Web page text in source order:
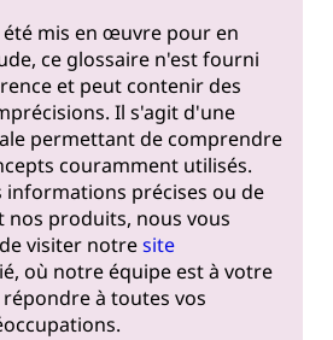
mis en œuvre pour en
ce glossaire n'est fourni
et peut contenir des
Il s'agit d'une
permettant de comprendre
couramment utilisés.
informations précises ou de
nos produits, nous vous
visiter notresite
où notre équipe est à votre
à toutes vos